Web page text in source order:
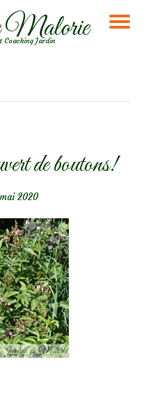
Malorie
Coaching Jardin
de boutons!
2020